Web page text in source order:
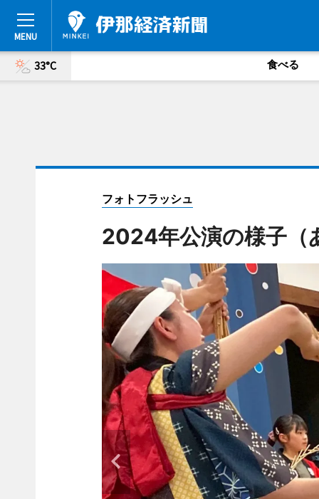
33°C 食べる
フォトフラッシュ
2024年公演の様子（